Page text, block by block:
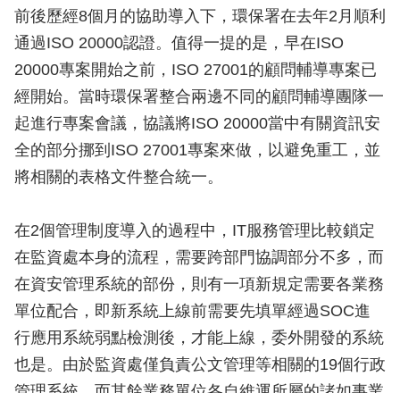
前後歷經8個月的協助導入下，環保署在去年2月順利
通過ISO 20000認證。值得一提的是，早在ISO
20000專案開始之前，ISO 27001的顧問輔導專案已
經開始。當時環保署整合兩邊不同的顧問輔導團隊一
起進行專案會議，協議將ISO 20000當中有關資訊安
全的部分挪到ISO 27001專案來做，以避免重工，並
將相關的表格文件整合統一。
在2個管理制度導入的過程中，IT服務管理比較鎖定
在監資處本身的流程，需要跨部門協調部分不多，而
在資安管理系統的部份，則有一項新規定需要各業務
單位配合，即新系統上線前需要先填單經過SOC進
行應用系統弱點檢測後，才能上線，委外開發的系統
也是。由於監資處僅負責公文管理等相關的19個行政